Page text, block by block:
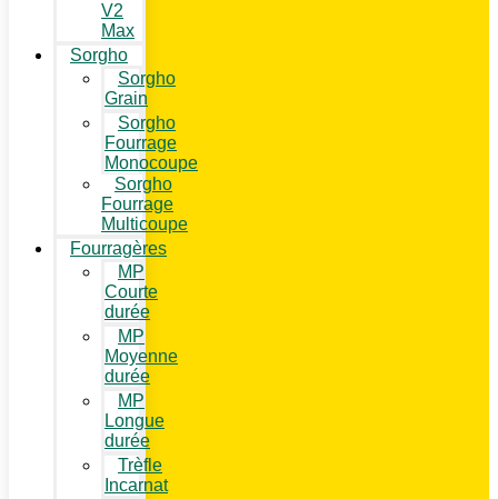
V2
Max
Sorgho
Sorgho
Grain
Sorgho
Fourrage
Monocoupe
Sorgho
Fourrage
Multicoupe
Fourragères
MP
Courte
durée
MP
Moyenne
durée
MP
Longue
durée
Trèfle
Incarnat